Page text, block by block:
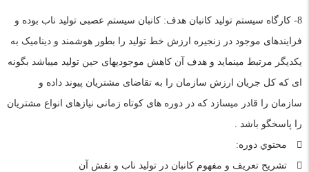
8- کارگاه سیستم تولید کانبان هدف: کانبان سیستم عصبی تولید ناب بوده و
فرایندهای موجود در زنجیره ارزش خط تولید را بطور هوشمند و دینامیک به
یکدیگر مرتبط مینماید و هدف آن کاهش موجودیهای حین تولید میباشد بگونه
ای که کل جریان ارزش سازمان را به تقاضای مشتریان پیوند داده و
سازمان را قادر میسازد که در دوره های کوتاه زمانی نیازهای انواع مشتریان
را پاسخگو باشد .
محتوي دوره:
تشریح تعریف و مفهوم کانبان در تولید ناب و نقش آن